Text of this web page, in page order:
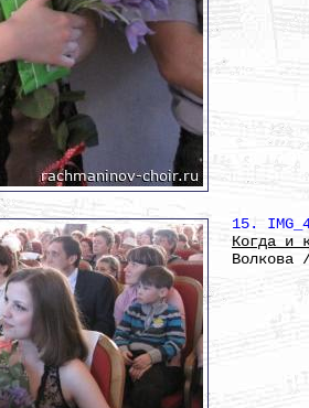
15.
Когда и
Волкова